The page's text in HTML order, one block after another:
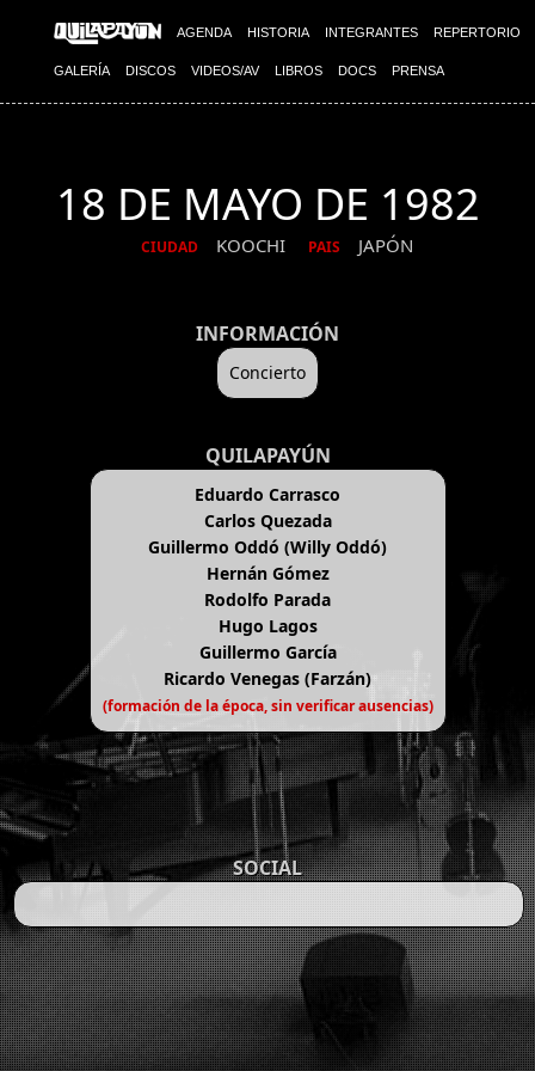
AGENDA HISTORIA INTEGRANTES REPERTORIO
GALERÍA DISCOS VIDEOS/AV LIBROS DOCS PRENSA
18 DE MAYO DE 1982
CIUDAD KOOCHI PAIS JAPÓN
INFORMACIÓN
Concierto
QUILAPAYÚN
Eduardo Carrasco
Carlos Quezada
Guillermo Oddó (Willy Oddó)
Hernán Gómez
Rodolfo Parada
Hugo Lagos
Guillermo García
Ricardo Venegas (Farzán)
(formación de la época, sin verificar ausencias)
SOCIAL